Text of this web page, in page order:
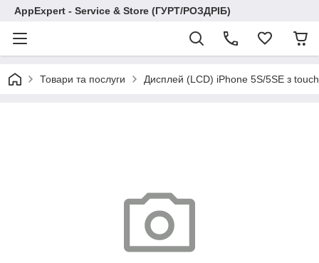
AppExpert - Service & Store (ГУРТ/РОЗДРІБ)
Товари та послуги Дисплей (LCD) iPhone 5S/5SE з